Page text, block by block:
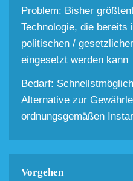
Problem: Bisher
Technologie, die bereits
politischen /
eingesetzt werden kann
Bedarf:
Alternative zur
ordnungsgemäßen
Vorgehen